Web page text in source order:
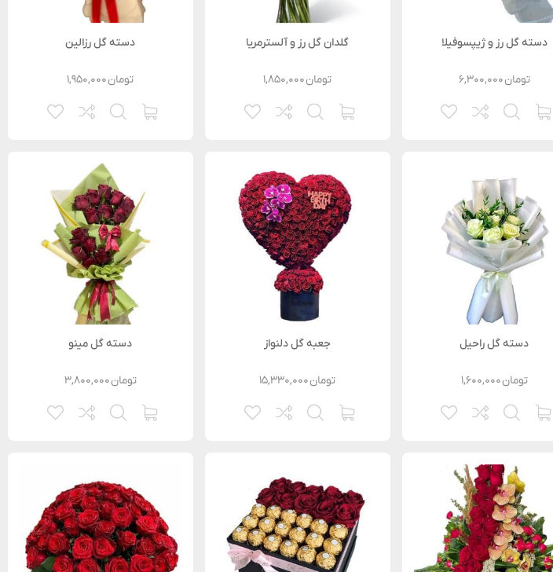
دسته گل رز و ژیپسوفیلا
۶,۳۰۰,۰۰۰تومان
گلدان گل رز و آلسترمریا
۱,۸۵۰,۰۰۰تومان
دسته گل رزالین
۱,۹۵۰,۰۰۰تومان
دسته گل راحیل
۱,۶۰۰,۰۰۰تومان
جعبه گل دلنواز
۱۵,۳۳۰,۰۰۰تومان
دسته گل مینو
۳,۸۰۰,۰۰۰تومان